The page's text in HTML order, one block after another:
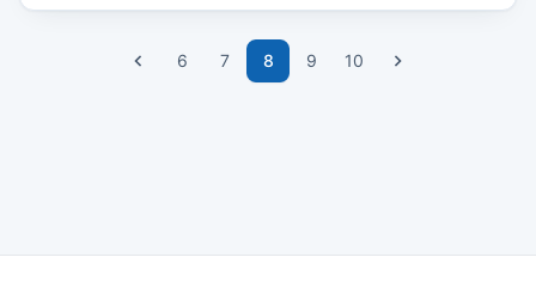
6 7 8 9 10